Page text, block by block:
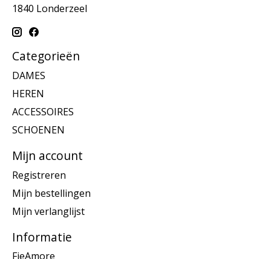
1840 Londerzeel
Categorieën
DAMES
HEREN
ACCESSOIRES
SCHOENEN
Mijn account
Registreren
Mijn bestellingen
Mijn verlanglijst
Informatie
FieAmore